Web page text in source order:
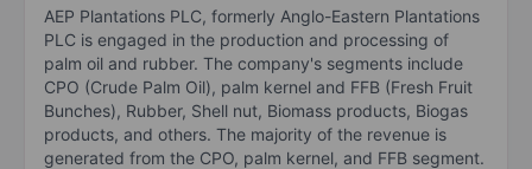
AEP Plantations PLC, formerly Anglo-Eastern Plantations
PLC is engaged in the production and processing of
palm oil and rubber. The company's segments include
CPO (Crude Palm Oil), palm kernel and FFB (Fresh Fruit
Bunches), Rubber, Shell nut, Biomass products, Biogas
products, and others. The majority of the revenue is
generated from the CPO, palm kernel, and FFB segment.